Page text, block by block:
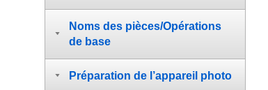
Noms des pièces/Opérations
de base
Préparation de l’appareil photo